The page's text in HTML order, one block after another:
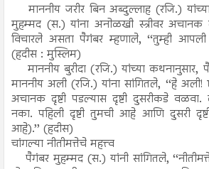
माननीय जरीर बिन अब्दुल्लाह (रजि.)
मुहम्मद (स.) यांना अनोळखी स्त्रीवर अचानक
विचारले असता पैगंबर म्हणाले, ‘‘तुम्ही आपली
(हदीस : मुस्लिम)
माननीय बुरीदा (रजि.) यांच्या कथनानुसार,
माननीय अली (रजि.) यांना सांगितले, ‘‘हे अली!
अचानक दृष्टी पडल्यास दृष्टी दुसरीकडे वळवा.
नका. पहिली दृष्टी तुमची आहे आणि दुसरी
आहे).’’ (हदीस)
चांगल्या नीतीमत्तेचे महत्त्व
पैगंबर मुहम्मद (स.) यांनी सांगितले,